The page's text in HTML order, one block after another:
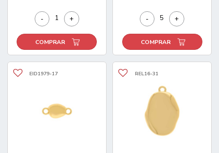
- +
COMPRAR
- +
COMPRAR
EID1979-17 REL16-31